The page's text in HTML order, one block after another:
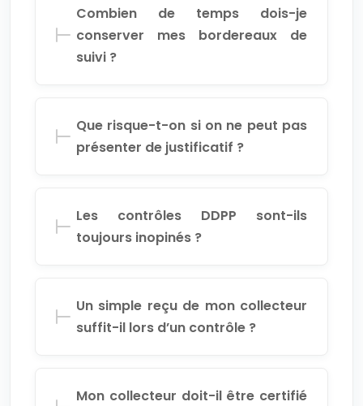
Combien de temps dois-je
conserver mes bordereaux de
suivi ?
Que risque-t-on si on ne peut pas
présenter de justificatif ?
Les contrôles DDPP sont-ils
toujours inopinés ?
Un simple reçu de mon collecteur
suffit-il lors d’un contrôle ?
Mon collecteur doit-il être certifié